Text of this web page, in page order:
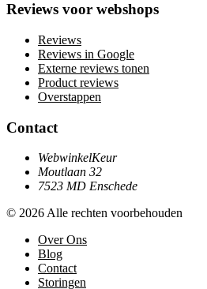
Reviews voor webshops
Reviews
Reviews in Google
Externe reviews tonen
Product reviews
Overstappen
Contact
WebwinkelKeur
Moutlaan 32
7523 MD Enschede
© 2026 Alle rechten voorbehouden
Over Ons
Blog
Contact
Storingen